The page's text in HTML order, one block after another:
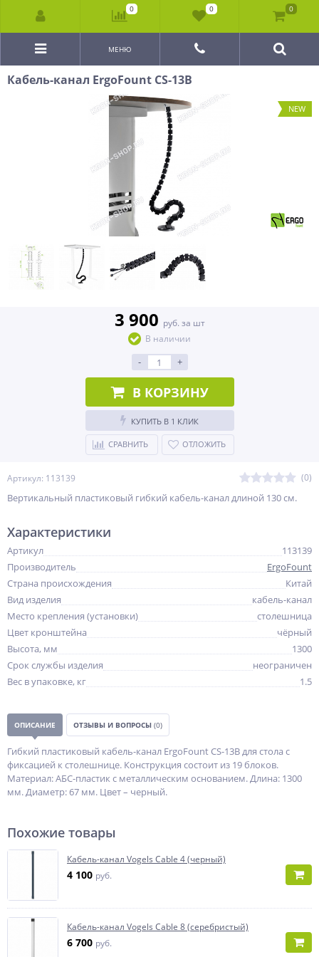
МЕНЮ
Кабель-канал ErgoFount CS-13B
NEW
Артикул: 113139 (0)
Вертикальный пластиковый гибкий кабель-канал длиной 130 см.
3 900 руб. за шт
В наличии
- +
В КОРЗИНУ
КУПИТЬ В 1 КЛИК
СРАВНИТЬ ОТЛОЖИТЬ
Характеристики
Артикул
113139
Производитель
ErgoFount
Страна происхождения
Китай
Вид изделия
кабель-канал
Место крепления (установки)
столешница
Цвет кронштейна
чёрный
Высота, мм
1300
Срок службы изделия
неограничен
Вес в упаковке, кг
1.5
ОПИСАНИЕ ОТЗЫВЫ И ВОПРОСЫ (0)
Гибкий пластиковый кабель-канал ErgoFount CS-13B для стола с
фиксацией к столешнице. Конструкция состоит из 19 блоков.
Материал: АБС-пластик с металлическим основанием. Длина: 1300
мм. Диаметр: 67 мм. Цвет – черный.
Похожие товары
Кабель-канал Vogels Cable 4 (черный)
4 100 руб.
Кабель-канал Vogels Cable 8 (серебристый)
6 700 руб.
0 0 0